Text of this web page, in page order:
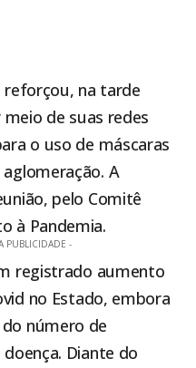
reforçou, na tarde
de suas redes
o uso de máscaras
A
pelo Comitê
à Pandemia.
PUBLICIDADE -
registrado aumento
no Estado, embora
número de
Diante do